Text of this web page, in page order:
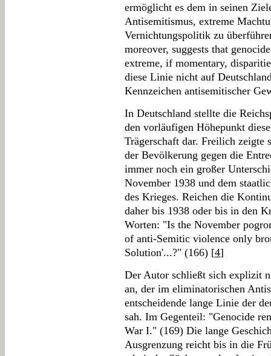
ermöglicht es dem in seinen
Antisemitismus, extreme
Vernichtungspolitik zu
moreover, suggests that
extreme, if momentary,
diese Linie nicht auf
Kennzeichen antisemitischer
In Deutschland stellte die
den vorläufigen Höhepunkt
Trägerschaft dar. Freilich zeigte
der Bevölkerung gegen die
immer noch ein großer
November 1938 und dem
des Krieges. Reichen die
daher bis 1938 oder bis in den
Worten: "Is the November
of anti-Semitic violence only
Solution'...?" (166) [4]
Der Autor schließt sich explizit
an, der im eliminatorischen
entscheidende lange Linie der
sah. Im Gegenteil: "Genocide
War I." (169) Die lange
Ausgrenzung reicht bis in die